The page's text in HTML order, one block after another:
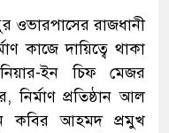
রাজধানী
কাজে দায়িত্বে থাকা
ইন চিফ মেজর
নির্মাণ প্রতিষ্ঠান আল
কবির আহমদ প্রমুখ